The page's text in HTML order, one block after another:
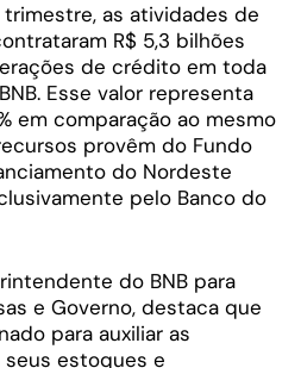
as atividades de
R$ 5,3 bilhões
de crédito em toda
Esse valor representa
em comparação ao mesmo
provêm do Fundo
do Nordeste
pelo Banco do
do BNB para
e Governo, destaca que
para auxiliar as
estoques e